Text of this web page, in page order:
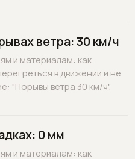
ветра: 30 км/ч
и материалам: как
в движении и не
"Порывы ветра 30 км/ч".
0 мм
и материалам: как